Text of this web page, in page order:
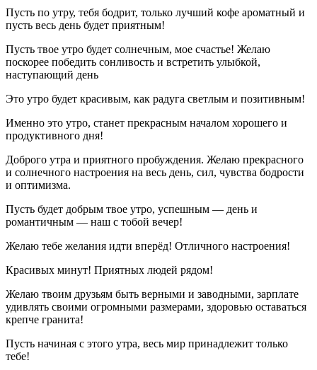
Пусть по утру, тебя бодрит, только лучший кофе ароматный и
пусть весь день будет приятным!
Пусть твое утро будет солнечным, мое счастье! Желаю
поскорее победить сонливость и встретить улыбкой,
наступающий день
Это утро будет красивым, как радуга светлым и позитивным!
Именно это утро, станет прекрасным началом хорошего и
продуктивного дня!
Доброго утра и приятного пробуждения. Желаю прекрасного
и солнечного настроения на весь день, сил, чувства бодрости
и оптимизма.
Пусть будет добрым твое утро, успешным — день и
романтичным — наш с тобой вечер!
Желаю тебе желания идти вперёд! Отличного настроения!
Красивых минут! Приятных людей рядом!
Желаю твоим друзьям быть верными и заводными, зарплате
удивлять своими огромными размерами, здоровью оставаться
крепче гранита!
Пусть начиная с этого утра, весь мир принадлежит только
тебе!